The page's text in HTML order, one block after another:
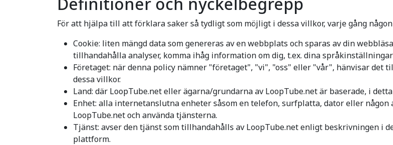
För att hjälpa till att förklara saker så tydligt som möjligt i dessa villkor, varje gång
Cookie: liten mängd data som genereras av en webbplats och sparas av din
tillhandahålla analyser, komma ihåg information om dig, t.ex. dina
Företaget: när denna policy nämner "företaget", "vi", "oss" eller "vår", hänvisar det
dessa villkor.
Land: där LoopTube.net eller ägarna/grundarna av LoopTube.net är baserade, i
Enhet: alla internetanslutna enheter såsom en telefon, surfplatta, dator eller någon
LoopTube.net och använda tjänsterna.
Tjänst: avser den tjänst som tillhandahålls av LoopTube.net enligt beskrivningen i
plattform.